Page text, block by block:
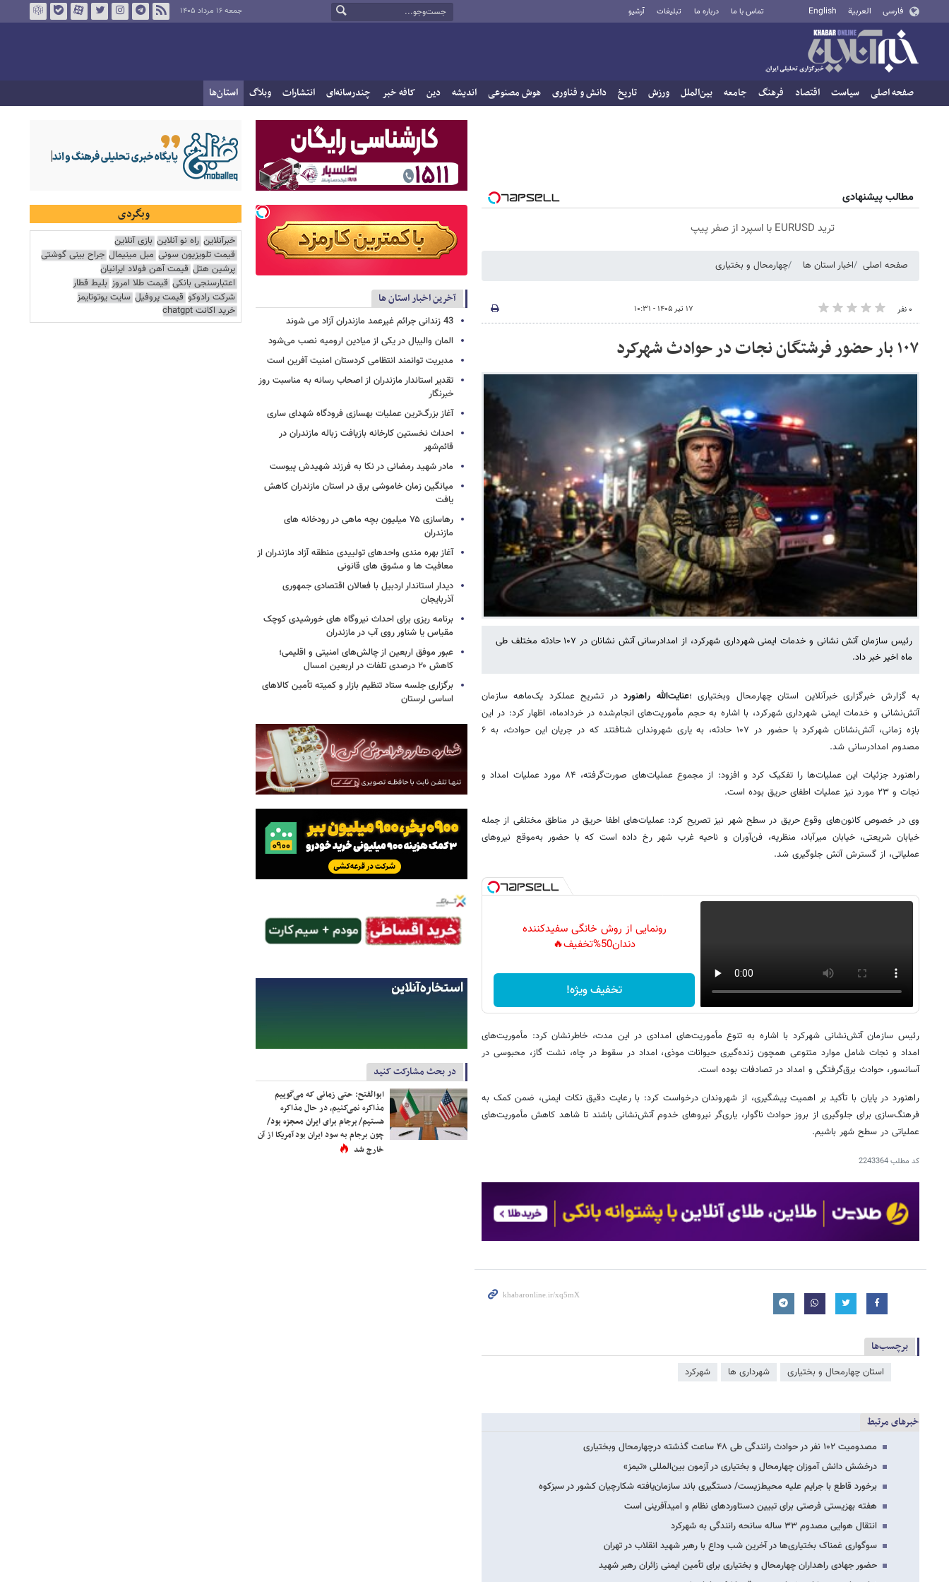
فارسی العربية English تماس با ما درباره ما تبلیغات آرشیو جمعه ۱۶ مرداد ۱۴۰۵
صفحه اصلی سیاست اقتصاد فرهنگ جامعه بین‌الملل ورزش تاریخ دانش و فناوری هوش مصنوعی اندیشه دین کافه خبر چندرسانه‌ای انتشارات وبلاگ استان‌ها
مطالب پیشنهادی
ترید EURUSD با اسپرد از صفر پیپ
صفحه اصلی اخبار استان ها چهارمحال و بختیاری
۰ نفر ۱۷ تیر ۱۴۰۵ - ۱۰:۳۱
۱۰۷ بار حضور فرشتگان نجات در حوادث شهرکرد
رئیس سازمان آتش نشانی و خدمات ایمنی شهرداری شهرکرد، از امدادرسانی آتش نشانان در ۱۰۷ حادثه مختلف طی
ماه اخیر خبر داد.
به گزارش خبرگزاری خبرآنلاین استان چهارمحال وبختیاری ؛عنایت‌الله راهنورددر تشریح عملکرد یک‌ماهه سازمان
آتش‌نشانی و خدمات ایمنی شهرداری شهرکرد، با اشاره به حجم مأموریت‌های انجام‌شده در خردادماه، اظهار کرد: در این
بازه زمانی، آتش‌نشانان شهرکرد با حضور در ۱۰۷ حادثه، به یاری شهروندان شتافتند که در جریان این حوادث، به ۶
مصدوم امدادرسانی شد.
راهنورد جزئیات این عملیات‌ها را تفکیک کرد و افزود: از مجموع عملیات‌های صورت‌گرفته، ۸۴ مورد عملیات امداد و
نجات و ۲۳ مورد نیز عملیات اطفای حریق بوده است.
وی در خصوص کانون‌های وقوع حریق در سطح شهر نیز تصریح کرد: عملیات‌های اطفا حریق در مناطق مختلفی از جمله
خیابان شریعتی، خیابان میرآباد، منظریه، فن‌آوران و ناحیه غرب شهر رخ داده است که با حضور به‌موقع نیروهای
عملیاتی، از گسترش آتش جلوگیری شد.
رونمایی از روش خانگی سفیدکننده
دندان50%تخفیف🔥
تخفیف ویژه!
رئیس سازمان آتش‌نشانی شهرکرد با اشاره به تنوع مأموریت‌های امدادی در این مدت، خاطرنشان کرد: مأموریت‌های
امداد و نجات شامل موارد متنوعی همچون زنده‌گیری حیوانات موذی، امداد در سقوط در چاه، نشت گاز، محبوسی در
آسانسور، حوادث برق‌گرفتگی و امداد در تصادفات بوده است.
راهنورد در پایان با تأکید بر اهمیت پیشگیری، از شهروندان درخواست کرد: با رعایت دقیق نکات ایمنی، ضمن کمک به
فرهنگ‌سازی برای جلوگیری از بروز حوادث ناگوار، یاری‌گر نیروهای خدوم آتش‌نشانی باشند تا شاهد کاهش مأموریت‌های
عملیاتی در سطح شهر باشیم.
کد مطلب2243364
برچسب‌ها
استان چهارمحال و بختیاری شهرداری ها شهرکرد
خبرهای مرتبط
مصدومیت ۱۰۲ نفر در حوادث رانندگی طی ۴۸ ساعت گذشته درچهارمحال وبختیاری
درخشش دانش آموزان چهارمحال و بختیاری در آزمون بین‌المللی «تیمز»
برخورد قاطع با جرایم علیه محیط‌زیست/ دستگیری باند سازمان‌یافته شکارچیان کشور در سبزکوه
هفته بهزیستی فرصتی برای تبیین دستاوردهای نظام و امیدآفرینی است
انتقال هوایی مصدوم ۳۳ ساله سانحه رانندگی به شهرکرد
سوگواری غمناک بختیاری‌ها در آخرین شب وداع با رهبر شهید انقلاب در تهران
حضور جهادی راهداران چهارمحال و بختیاری برای تأمین ایمنی زائران رهبر شهید
آخرین اخبار استان ها
43 زندانی جرائم غیرعمد مازندران آزاد می شوند
المان والیبال در یکی از میادین ارومیه نصب می‌شود
مدیریت توانمند انتظامی کردستان امنیت آفرین است
تقدیر استاندار مازندران از اصحاب رسانه به مناسبت روز
خبرنگار
آغاز بزرگ‌ترین عملیات بهسازی فرودگاه شهدای ساری
احداث نخستین کارخانه بازیافت زباله مازندران در
قائم‌شهر
مادر شهید رمضانی در نکا به فرزند شهیدش پیوست
میانگین زمان خاموشی برق در استان مازندران کاهش
یافت
رهاسازی ۷۵ میلیون بچه ماهی در رودخانه های
مازندران
آغاز بهره مندی واحدهای تولییدی منطقه آزاد مازندران از
معافیت ها و مشوق های قانونی
دیدار استاندار اردبیل با فعالان اقتصادی جمهوری
آذربایجان
برنامه ریزی برای احداث نیروگاه های خورشیدی کوچک
مقیاس یا شناور روی آب در مازندران
عبور موفق اربعین از چالش‌های امنیتی و اقلیمی؛
کاهش ۲۰ درصدی تلفات در اربعین امسال
برگزاری جلسه ستاد تنظیم بازار و کمیته تأمین کالاهای
اساسی لرستان
در بحث مشارکت کنید
ابوالفتح: حتی زمانی که می‌گوییم
مذاکره نمی‌کنیم، در حال مذاکره
هستیم/ برجام برای ایران معجزه بود/
چون برجام به سود ایران بود آمریکا از آن
خارج شد
وبگردی
خبرآنلاین راه نو آنلاین بازی آنلاین
قیمت تلویزیون سونی مبل مینیمال جراح بینی گوشتی
پرشین هتل قیمت آهن فولاد ایرانیان
اعتبارسنجی بانکی قیمت طلا امروز بلیط قطار
شرکت رادوکو قیمت پروفیل سایت یوتوتایمز
خرید اکانت chatgpt